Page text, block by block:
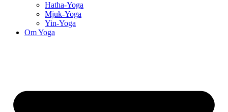
Hatha-Yoga
Mjuk-Yoga
Yin-Yoga
Om Yoga